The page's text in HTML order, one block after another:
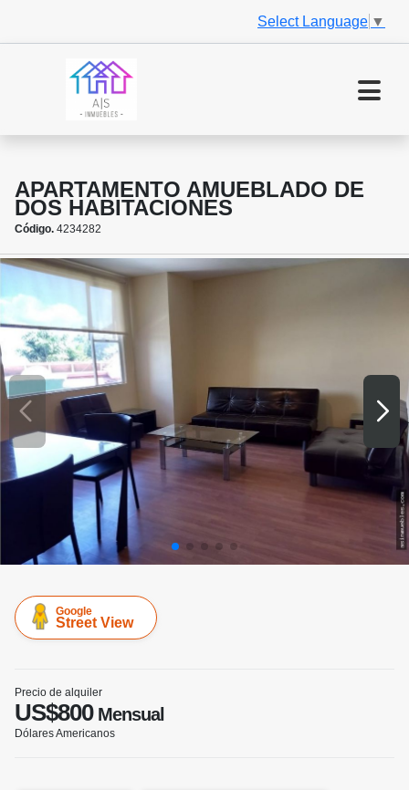
Select Language ▼
APARTAMENTO AMUEBLADO DE
DOS HABITACIONES
Código. 4234282
Google
Street View
Precio de alquiler
US$800Mensual
Dólares Americanos